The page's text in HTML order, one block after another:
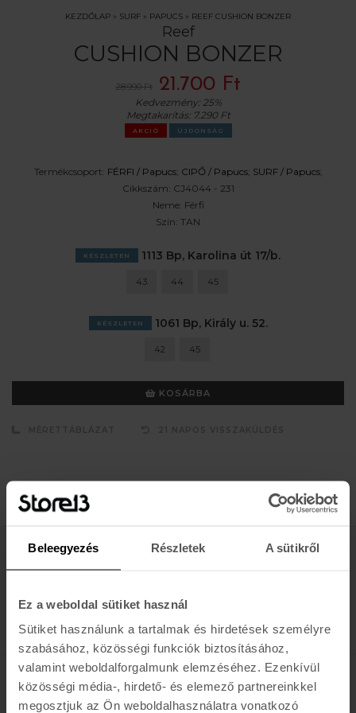
Beleegyezés Részletek A sütikről
Ez a weboldal sütiket használ
Sütiket használunk a tartalmak és hirdetések személyre
szabásához, közösségi funkciók biztosításához,
valamint weboldalforgalmunk elemzéséhez. Ezenkívül
közösségi média-, hirdető- és elemező partnereinkkel
megosztjuk az Ön weboldalhasználatra vonatkozó
KEZDŐLAP » SURF » PAPUCS » REEF CUSHION BONZER
Reef
CUSHION BONZER
28.990 Ft 21.700 Ft
Kedvezmény: 25%
Megtakarítás: 7.290 Ft
AKCIÓ ÚJDONSÁG
Termékcsoport: FÉRFI / Papucs; CIPŐ / Papucs; SURF / Papucs;
Cikkszám: CJ4044 - 231
Neme: Férfi
Szín: TAN
KÉSZLETEN 1113 Bp, Karolina út 17/b.
43 44 45
KÉSZLETEN 1061 Bp, Király u. 52.
42 45
KOSÁRBA
Értesülj az újdonságokról, akciókról
K A R O L I N A 17 / B